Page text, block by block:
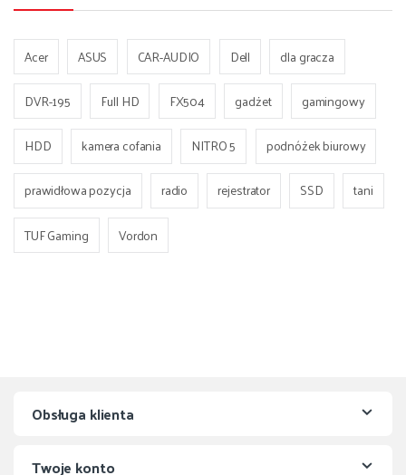
Acer ASUS CAR-AUDIO Dell
dla gracza
DVR-195
Full HD FX504 gadżet
gamingowy
HDD
kamera cofania NITRO 5
podnóżek biurowy
prawidłowa pozycja
radio rejestrator SSD
tani
TUF Gaming
Vordon
Obsługa klienta
Twoje konto